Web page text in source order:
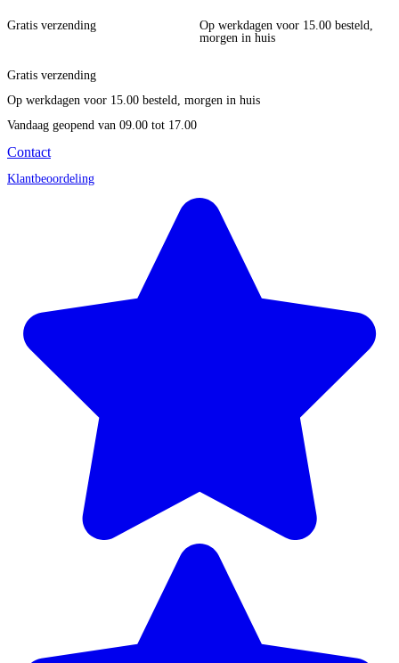
Gratis verzending
Op werkdagen voor 15.00 besteld,
morgen in huis
Gratis verzending
Op werkdagen voor 15.00 besteld, morgen in huis
Vandaag geopend van 09.00 tot 17.00
Contact
Klantbeoordeling